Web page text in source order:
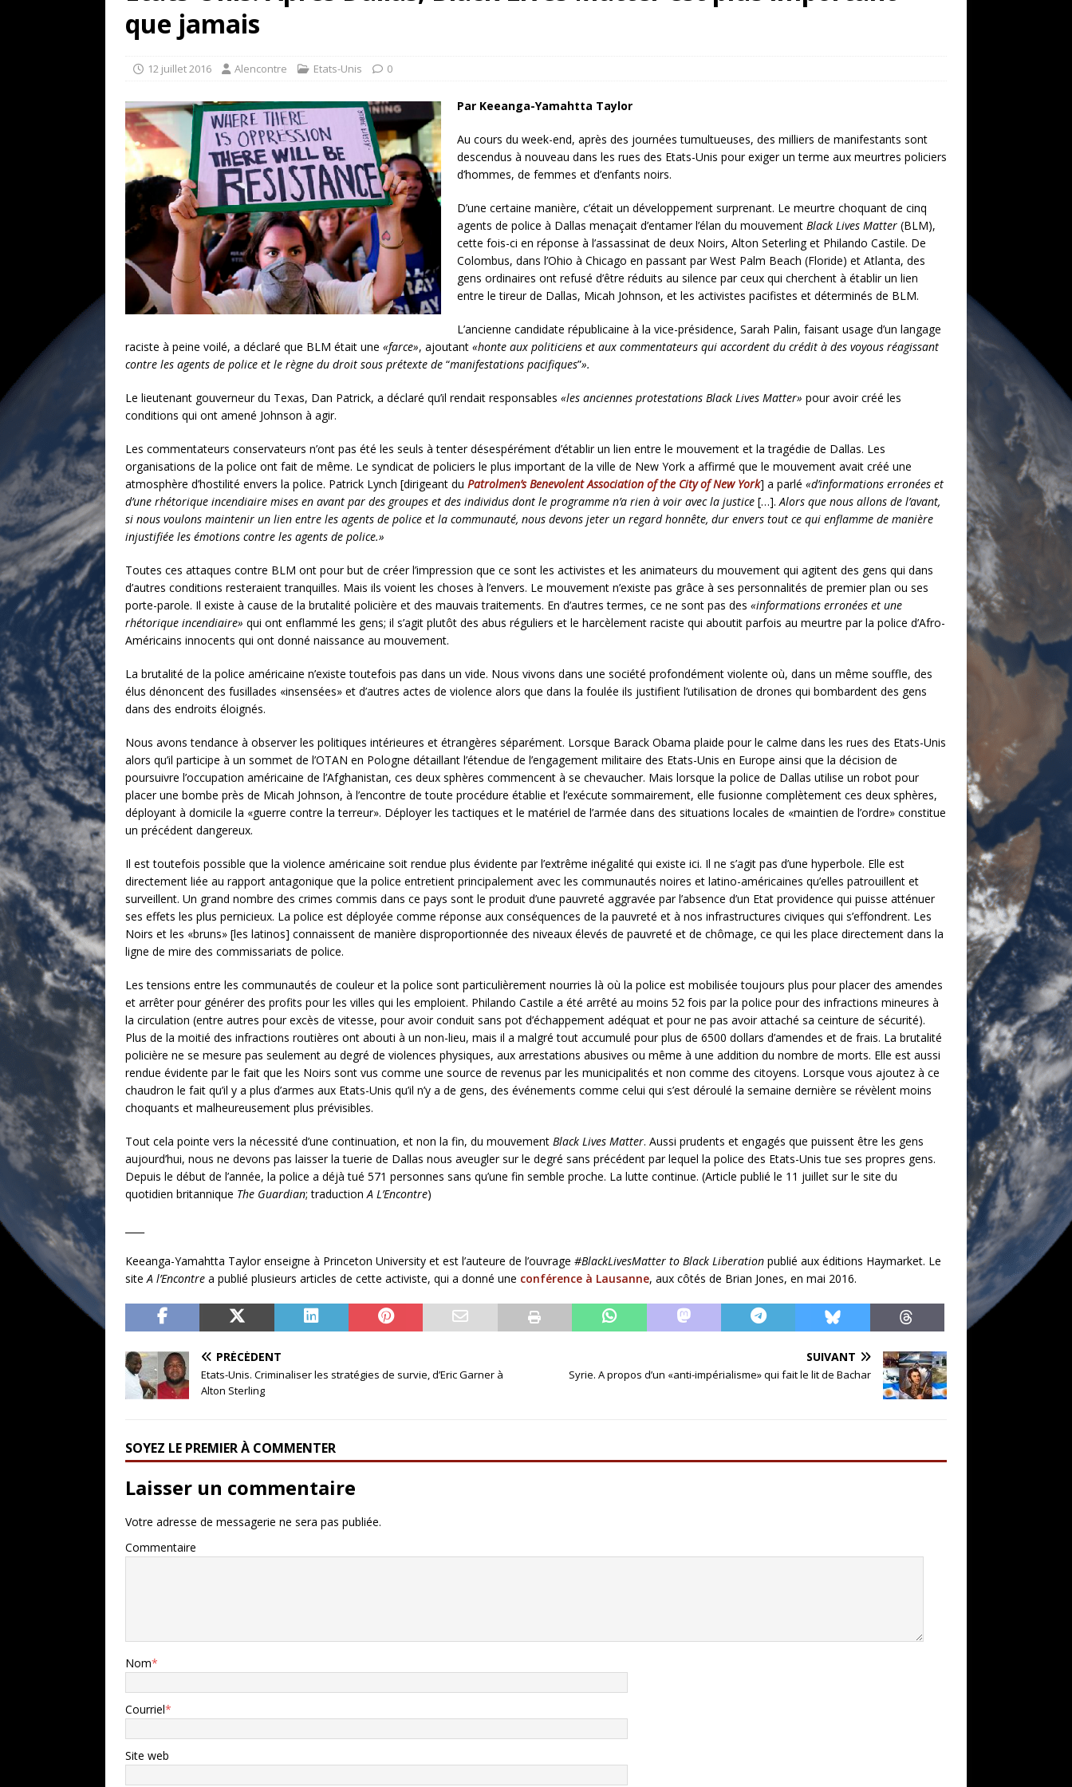
«Le discours de Trump sur la “fraude électorale” était une blague de mauvais
goût… et une menace»
[ 17 juillet 2026 ]
Iran. Le retour de l’option militaire
* LA UNE
que jamais
12 juillet 2016 Alencontre Etats-Unis 0
Par Keeanga-Yamahtta Taylor
Au cours du week-end, après des journées tumultueuses, des milliers de manifestants sont
descendus à nouveau dans les rues des Etats-Unis pour exiger un terme aux meurtres policiers
d’hommes, de femmes et d’enfants noirs.
D’une certaine manière, c’était un développement surprenant. Le meurtre choquant de cinq
agents de police à Dallas menaçait d’entamer l’élan du mouvement Black Lives Matter (BLM),
cette fois-ci en réponse à l’assassinat de deux Noirs, Alton Seterling et Philando Castile. De
Colombus, dans l’Ohio à Chicago en passant par West Palm Beach (Floride) et Atlanta, des
gens ordinaires ont refusé d’être réduits au silence par ceux qui cherchent à établir un lien
entre le tireur de Dallas, Micah Johnson, et les activistes pacifistes et déterminés de BLM.
L’ancienne candidate républicaine à la vice-présidence, Sarah Palin, faisant usage d’un langage
raciste à peine voilé, a déclaré que BLM était une «farce», ajoutant «honte aux politiciens et aux commentateurs qui accordent du crédit à des voyous réagissant
contre les agents de police et le règne du droit sous prétexte de “manifestations pacifiques”».
Le lieutenant gouverneur du Texas, Dan Patrick, a déclaré qu’il rendait responsables «les anciennes protestations Black Lives Matter» pour avoir créé les
conditions qui ont amené Johnson à agir.
Les commentateurs conservateurs n’ont pas été les seuls à tenter désespérément d’établir un lien entre le mouvement et la tragédie de Dallas. Les
organisations de la police ont fait de même. Le syndicat de policiers le plus important de la ville de New York a affirmé que le mouvement avait créé une
atmosphère d’hostilité envers la police. Patrick Lynch [dirigeant du Patrolmen’s Benevolent Association of the City of New York] a parlé «d’informations erronées et
d’une rhétorique incendiaire mises en avant par des groupes et des individus dont le programme n’a rien à voir avec la justice […].Alors que nous allons de l’avant,
si nous voulons maintenir un lien entre les agents de police et la communauté, nous devons jeter un regard honnête, dur envers tout ce qui enflamme de manière
injustifiée les émotions contre les agents de police.»
Toutes ces attaques contre BLM ont pour but de créer l’impression que ce sont les activistes et les animateurs du mouvement qui agitent des gens qui dans
d’autres conditions resteraient tranquilles. Mais ils voient les choses à l’envers. Le mouvement n’existe pas grâce à ses personnalités de premier plan ou ses
porte-parole. Il existe à cause de la brutalité policière et des mauvais traitements. En d’autres termes, ce ne sont pas des «informations erronées et une
rhétorique incendiaire» qui ont enflammé les gens; il s’agit plutôt des abus réguliers et le harcèlement raciste qui aboutit parfois au meurtre par la police d’Afro-
Américains innocents qui ont donné naissance au mouvement.
La brutalité de la police américaine n’existe toutefois pas dans un vide. Nous vivons dans une société profondément violente où, dans un même souffle, des
élus dénoncent des fusillades «insensées» et d’autres actes de violence alors que dans la foulée ils justifient l’utilisation de drones qui bombardent des gens
dans des endroits éloignés.
Nous avons tendance à observer les politiques intérieures et étrangères séparément. Lorsque Barack Obama plaide pour le calme dans les rues des Etats-Unis
alors qu’il participe à un sommet de l’OTAN en Pologne détaillant l’étendue de l’engagement militaire des Etats-Unis en Europe ainsi que la décision de
poursuivre l’occupation américaine de l’Afghanistan, ces deux sphères commencent à se chevaucher. Mais lorsque la police de Dallas utilise un robot pour
placer une bombe près de Micah Johnson, à l’encontre de toute procédure établie et l’exécute sommairement, elle fusionne complètement ces deux sphères,
déployant à domicile la «guerre contre la terreur». Déployer les tactiques et le matériel de l’armée dans des situations locales de «maintien de l’ordre» constitue
un précédent dangereux.
Il est toutefois possible que la violence américaine soit rendue plus évidente par l’extrême inégalité qui existe ici. Il ne s’agit pas d’une hyperbole. Elle est
directement liée au rapport antagonique que la police entretient principalement avec les communautés noires et latino-américaines qu’elles patrouillent et
surveillent. Un grand nombre des crimes commis dans ce pays sont le produit d’une pauvreté aggravée par l’absence d’un Etat providence qui puisse atténuer
ses effets les plus pernicieux. La police est déployée comme réponse aux conséquences de la pauvreté et à nos infrastructures civiques qui s’effondrent. Les
Noirs et les «bruns» [les latinos] connaissent de manière disproportionnée des niveaux élevés de pauvreté et de chômage, ce qui les place directement dans la
ligne de mire des commissariats de police.
Les tensions entre les communautés de couleur et la police sont particulièrement nourries là où la police est mobilisée toujours plus pour placer des amendes
et arrêter pour générer des profits pour les villes qui les emploient. Philando Castile a été arrêté au moins 52 fois par la police pour des infractions mineures à
la circulation (entre autres pour excès de vitesse, pour avoir conduit sans pot d’échappement adéquat et pour ne pas avoir attaché sa ceinture de sécurité).
Plus de la moitié des infractions routières ont abouti à un non-lieu, mais il a malgré tout accumulé pour plus de 6500 dollars d’amendes et de frais. La brutalité
policière ne se mesure pas seulement au degré de violences physiques, aux arrestations abusives ou même à une addition du nombre de morts. Elle est aussi
rendue évidente par le fait que les Noirs sont vus comme une source de revenus par les municipalités et non comme des citoyens. Lorsque vous ajoutez à ce
chaudron le fait qu’il y a plus d’armes aux Etats-Unis qu’il n’y a de gens, des événements comme celui qui s’est déroulé la semaine dernière se révèlent moins
choquants et malheureusement plus prévisibles.
Tout cela pointe vers la nécessité d’une continuation, et non la fin, du mouvement Black Lives Matter. Aussi prudents et engagés que puissent être les gens
aujourd’hui, nous ne devons pas laisser la tuerie de Dallas nous aveugler sur le degré sans précédent par lequel la police des Etats-Unis tue ses propres gens.
Depuis le début de l’année, la police a déjà tué 571 personnes sans qu’une fin semble proche. La lutte continue. (Article publié le 11 juillet sur le site du
quotidien britannique The Guardian; traductionA L’Encontre)
Keeanga-Yamahtta Taylor enseigne à Princeton University et est l’auteure de l’ouvrage #BlackLivesMatter to Black Liberation publié aux éditions Haymarket. Le
siteA l’Encontre a publié plusieurs articles de cette activiste, qui a donné une conférence à Lausanne, aux côtés de Brian Jones, en mai 2016.
PRÉCÉDENT
Etats-Unis. Criminaliser les stratégies de survie, d’Eric Garner à
Alton Sterling
SUIVANT
Syrie. A propos d’un «anti-impérialisme» qui fait le lit de Bachar
SOYEZ LE PREMIER À COMMENTER
Laisser un commentaire
Votre adresse de messagerie ne sera pas publiée.
Commentaire
Nom*
Courriel*
Site web